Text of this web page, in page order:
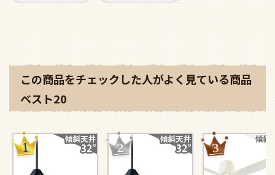
この商品をチェックした人がよく見ている商品
ベスト20